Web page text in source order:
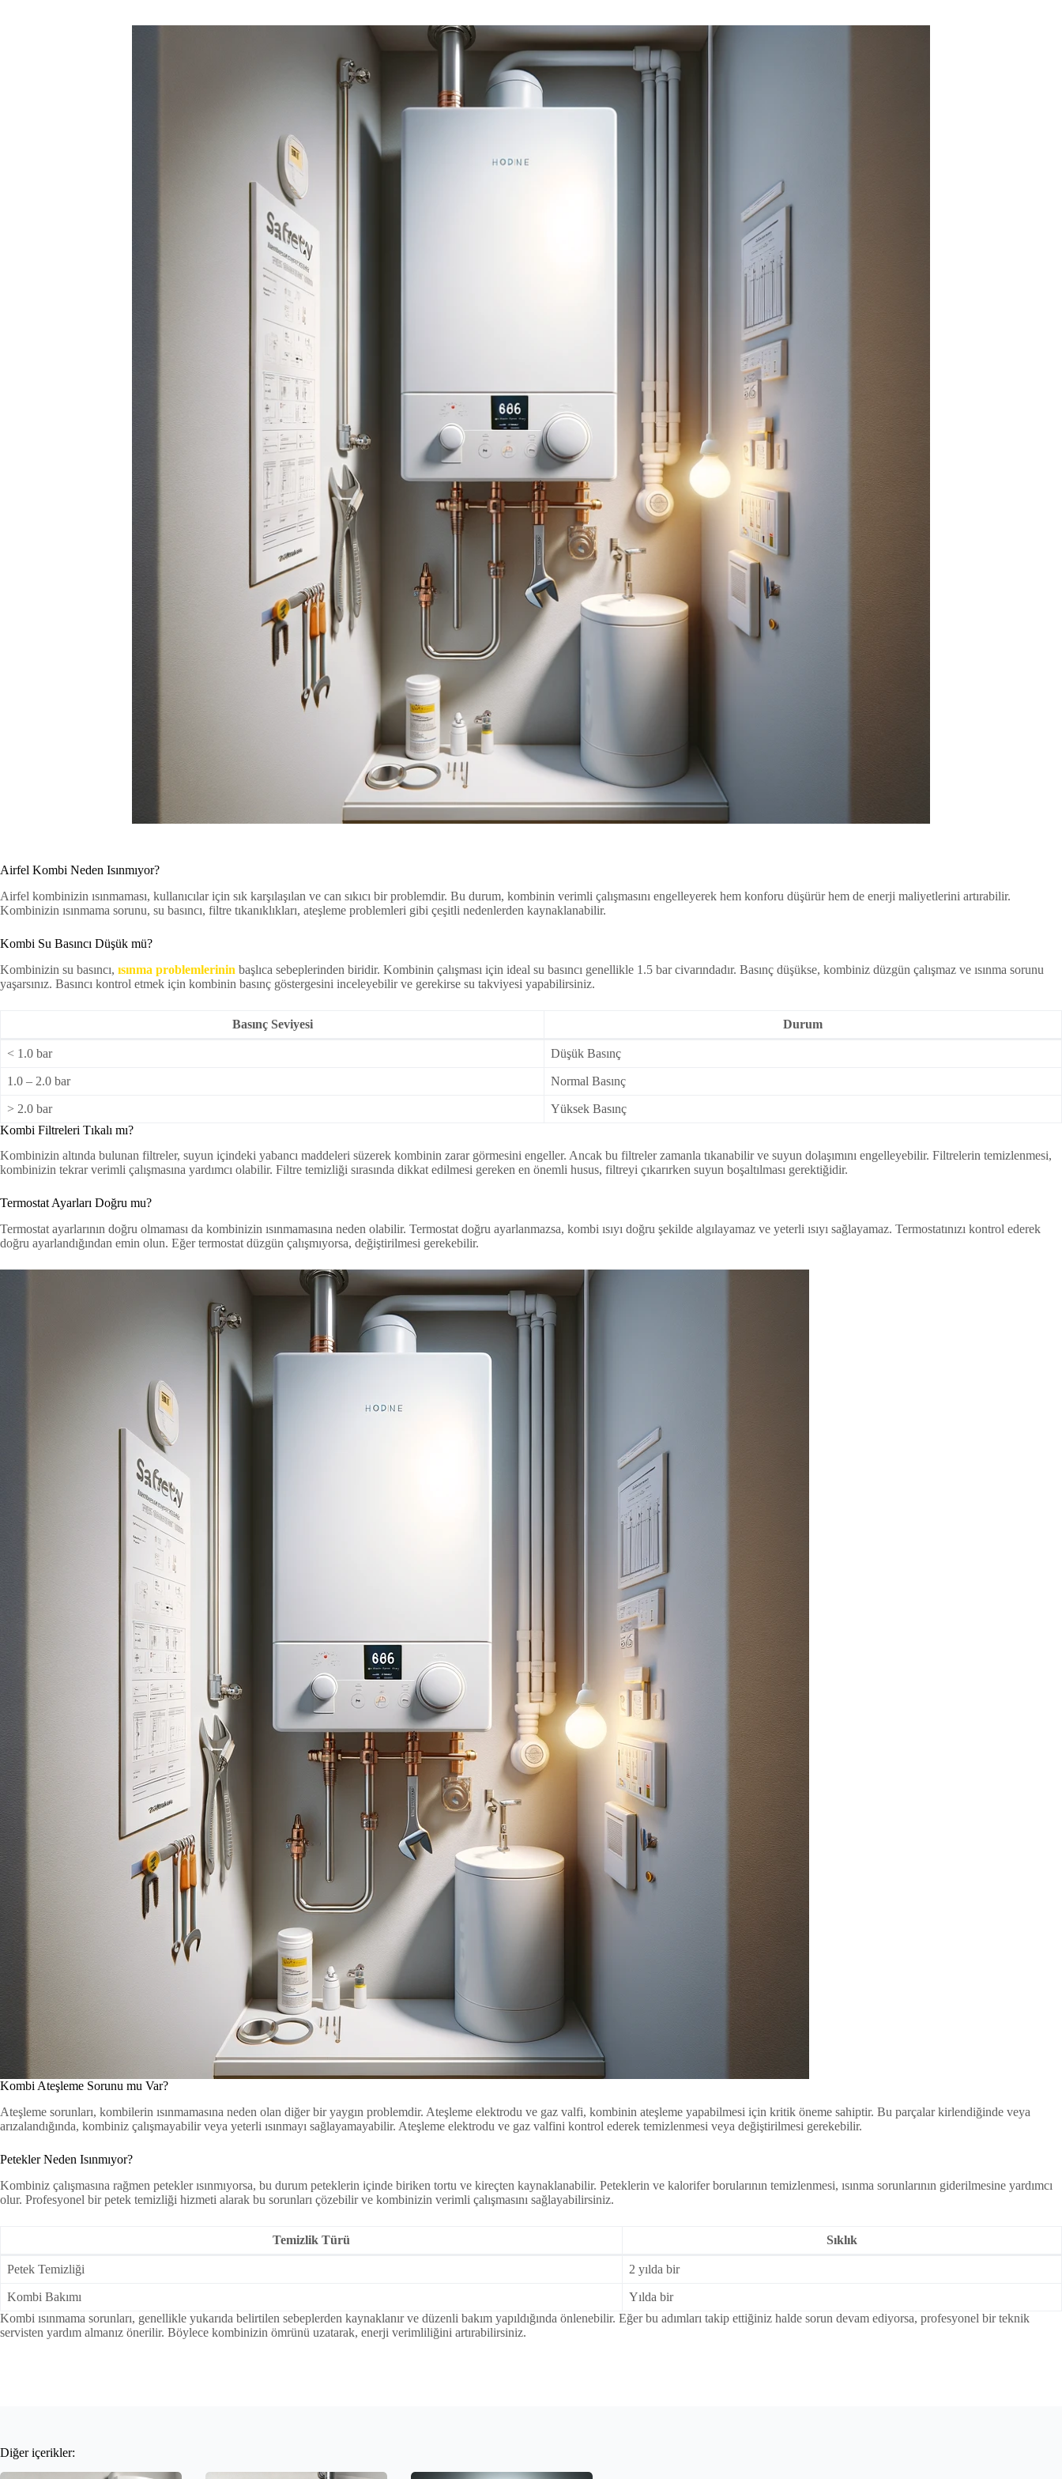
Airfel Kombi Neden Isınmıyor?
Airfel kombinizin ısınmaması, kullanıcılar için sık karşılaşılan ve can sıkıcı bir problemdir. Bu durum, kombinin verimli çalışmasını engelleyerek hem konforu düşürür hem de enerji maliyetlerini artırabilir.
Kombinizin ısınmama sorunu, su basıncı, filtre tıkanıklıkları, ateşleme problemleri gibi çeşitli nedenlerden kaynaklanabilir.
Kombi Su Basıncı Düşük mü?
Kombinizin su basıncı, ısınma problemlerinin başlıca sebeplerinden biridir. Kombinin çalışması için ideal su basıncı genellikle 1.5 bar civarındadır. Basınç düşükse, kombiniz düzgün çalışmaz ve ısınma sorunu
yaşarsınız. Basıncı kontrol etmek için kombinin basınç göstergesini inceleyebilir ve gerekirse su takviyesi yapabilirsiniz.
Basınç Seviyesi Durum
< 1.0 bar Düşük Basınç
1.0 – 2.0 bar Normal Basınç
> 2.0 bar
Yüksek Basınç
Kombi Filtreleri Tıkalı mı?
Kombinizin altında bulunan filtreler, suyun içindeki yabancı maddeleri süzerek kombinin zarar görmesini engeller. Ancak bu filtreler zamanla tıkanabilir ve suyun dolaşımını engelleyebilir. Filtrelerin temizlenmesi,
kombinizin tekrar verimli çalışmasına yardımcı olabilir. Filtre temizliği sırasında dikkat edilmesi gereken en önemli husus, filtreyi çıkarırken suyun boşaltılması gerektiğidir.
Termostat Ayarları Doğru mu?
Termostat ayarlarının doğru olmaması da kombinizin ısınmamasına neden olabilir. Termostat doğru ayarlanmazsa, kombi ısıyı doğru şekilde algılayamaz ve yeterli ısıyı sağlayamaz. Termostatınızı kontrol ederek
doğru ayarlandığından emin olun. Eğer termostat düzgün çalışmıyorsa, değiştirilmesi gerekebilir.
Kombi Ateşleme Sorunu mu Var?
Ateşleme sorunları, kombilerin ısınmamasına neden olan diğer bir yaygın problemdir. Ateşleme elektrodu ve gaz valfi, kombinin ateşleme yapabilmesi için kritik öneme sahiptir. Bu parçalar kirlendiğinde veya
arızalandığında, kombiniz çalışmayabilir veya yeterli ısınmayı sağlayamayabilir. Ateşleme elektrodu ve gaz valfini kontrol ederek temizlenmesi veya değiştirilmesi gerekebilir.
Petekler Neden Isınmıyor?
Kombiniz çalışmasına rağmen petekler ısınmıyorsa, bu durum peteklerin içinde biriken tortu ve kireçten kaynaklanabilir. Peteklerin ve kalorifer borularının temizlenmesi, ısınma sorunlarının giderilmesine yardımcı
olur. Profesyonel bir petek temizliği hizmeti alarak bu sorunları çözebilir ve kombinizin verimli çalışmasını sağlayabilirsiniz.
Temizlik Türü Sıklık
Petek Temizliği 2 yılda bir
Kombi Bakımı
Yılda bir
Kombi ısınmama sorunları, genellikle yukarıda belirtilen sebeplerden kaynaklanır ve düzenli bakım yapıldığında önlenebilir. Eğer bu adımları takip ettiğiniz halde sorun devam ediyorsa, profesyonel bir teknik
servisten yardım almanız önerilir. Böylece kombinizin ömrünü uzatarak, enerji verimliliğini artırabilirsiniz.
Diğer içerikler: